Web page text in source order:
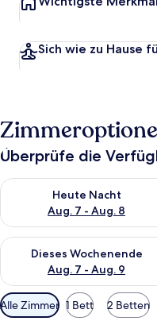
Sich wie zu Hause
Überprüfe die
Heute Nacht
Aug. 7 - Aug. 8
Überprüfe die
Dieses Wochenende
Aug. 7 - Aug. 9
Überprüfe die
Verfügbare
Filter
Alle Zimmer 1 Bett 2 Betten